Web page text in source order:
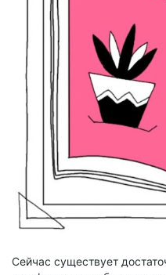
Сейчас существует